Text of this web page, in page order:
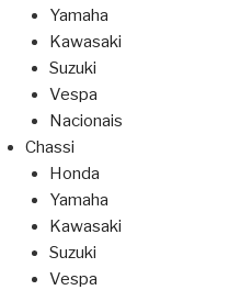
Yamaha
Kawasaki
Suzuki
Vespa
Nacionais
Chassi
Honda
Yamaha
Kawasaki
Suzuki
Vespa